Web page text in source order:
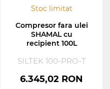
Stoc limitat
Compresor fara ulei
SHAMAL cu
recipient 100L
SILTEK 100-PRO-T
6.345,02 RON